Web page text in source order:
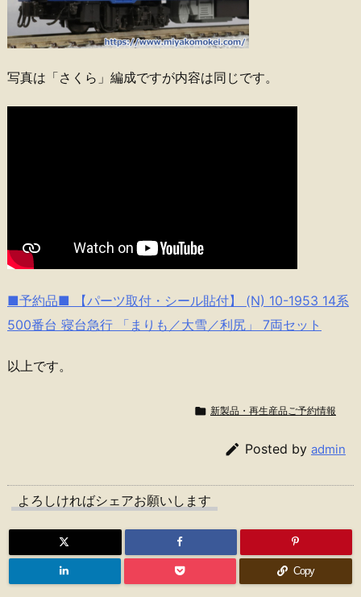
写真は「さくら」編成ですが内容は同じです。
■予約品■ 【パーツ取付・シール貼付】 (N) 10-1953 14系
500番台 寝台急行 「まりも／大雪／利尻」 7両セット
以上です。
 新製品・再生産品ご予約情報
 Posted by admin
よろしければシェアお願いします
Copy